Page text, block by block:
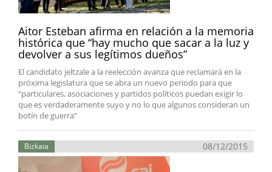
Aitor Esteban afirma en relación a la memoria
histórica que “hay mucho que sacar a la luz y
devolver a sus legítimos dueños”
El candidato jeltzale a la reelección avanza que reclamará en la
próxima legislatura que se abra un nuevo periodo para que
“particulares, asociaciones y partidos políticos puedan exigir lo
que es verdaderamente suyo y no lo que algunos consideran un
botín de guerra”
Bizkaia 08/12/2015